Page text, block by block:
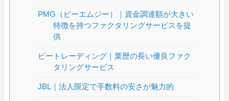
PMG（ピーエムジー）｜資金調達額が大きい
特徴を持つファクタリングサービスを提
供
ビートレーディング｜業歴の長い優良ファク
タリングサービス
JBL｜法人限定で手数料の安さが魅力的